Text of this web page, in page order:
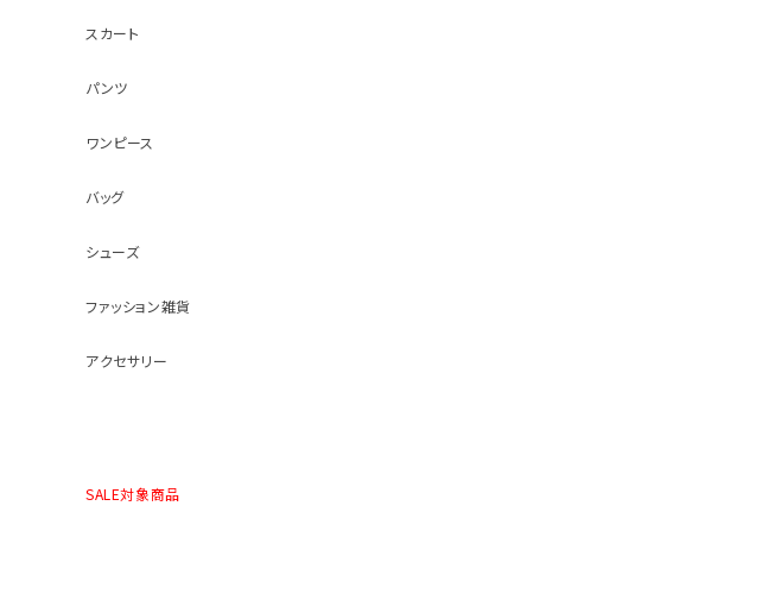
スカート
パンツ
ワンピース
バッグ
シューズ
ファッション雑貨
アクセサリー
SALE対象商品